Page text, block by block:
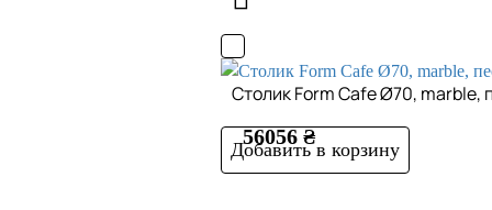
Cтолик Form Cafe Ø70, marble,
56056 ₴
Добавить в корзину